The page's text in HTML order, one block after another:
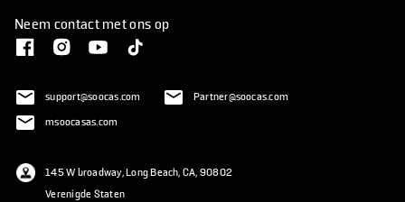
Neem contact met ons op
support@soocas.com
Partner@soocas.com
msoocasas.com
145 W broadway, Long Beach, CA, 90802
Verenigde Staten